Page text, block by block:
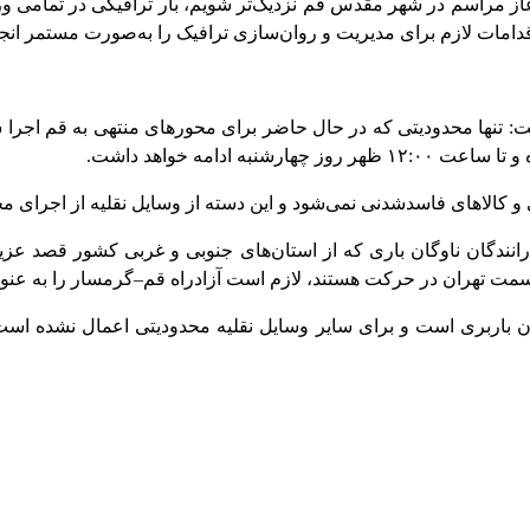
مراسم در شهر مقدس قم نزدیک‌تر شویم، بار ترافیکی در
لازم برای مدیریت و روان‌سازی ترافیک را به‌صورت مستمر
محدودیتی که در حال حاضر برای محورهای منتهی به قم
فاسدشدنی نمی‌شود و این دسته از وسایل نقلیه از اجرای
ناوگان باری که از استان‌های جنوبی و غربی کشور قصد
سمت تهران در حرکت هستند، لازم است آزادراه قم–گرمسار را به
باربری است و برای سایر وسایل نقلیه محدودیتی اعمال